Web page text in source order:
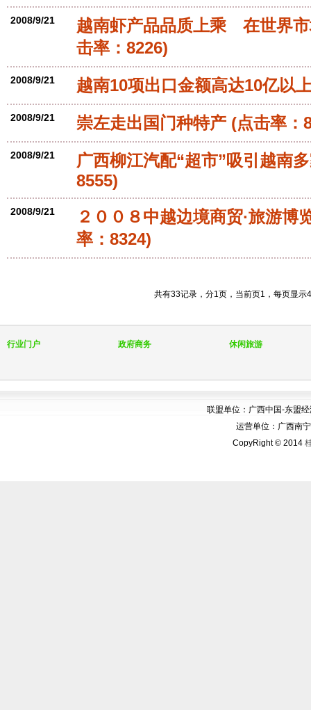
2008/9/21
越南虾产品品质上乘 在世界
击率：8226)
2008/9/21 越南10项出口金额高达10亿以
2008/9/21 崇左走出国门种特产 (点击率：
2008/9/21
广西柳江汽配“超市”吸引越南
8555)
2008/9/21
２００８中越边境商贸·旅游博
率：8324)
共有33记录，分1页，当前页1，每页显示
行业门户 政府商务 休闲旅游
联盟单位：广西中国-东盟
运营单位：广西南
CopyRight © 2014